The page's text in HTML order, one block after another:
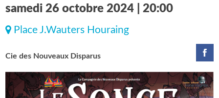
samedi 26 octobre 2024 | 20:00
Place J.Wauters Houraing
Cie des Nouveaux Disparus